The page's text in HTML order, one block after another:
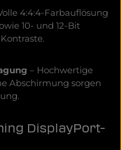
4:4:4-Farbauflösung
10- und 12-Bit
– Hochwertige
Abschirmung sorgen
DisplayPort-